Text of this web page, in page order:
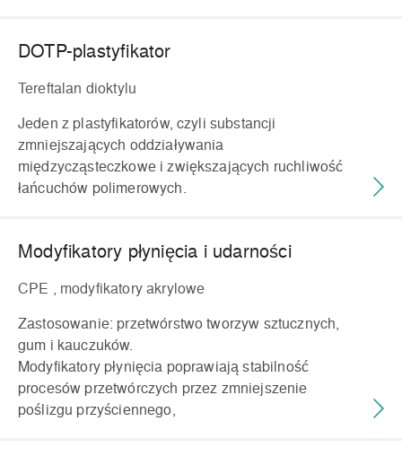
DOTP-plastyfikator
Tereftalan dioktylu
Jeden z plastyfikatorów, czyli substancji
zmniejszających oddziaływania
międzycząsteczkowe i zwiększających ruchliwość
łańcuchów polimerowych.
Modyfikatory płynięcia i udarności
CPE , modyfikatory akrylowe
Zastosowanie: przetwórstwo tworzyw sztucznych,
gum i kauczuków.
Modyfikatory płynięcia poprawiają stabilność
procesów przetwórczych przez zmniejszenie
poślizgu przyściennego,